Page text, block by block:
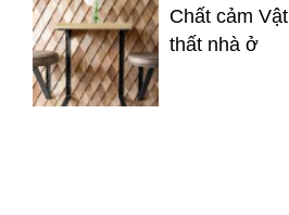
Chất cảm
thất nhà ở